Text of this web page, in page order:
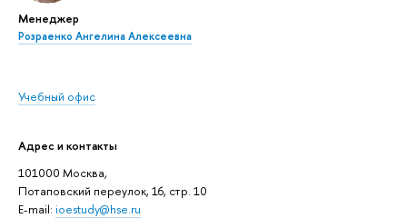
Менеджер
Розраенко Ангелина Алексеевна
Учебный офис
Адрес и контакты
101000 Москва,
Потаповский переулок, 16, стр. 10
E-mail: ioestudy@hse.ru